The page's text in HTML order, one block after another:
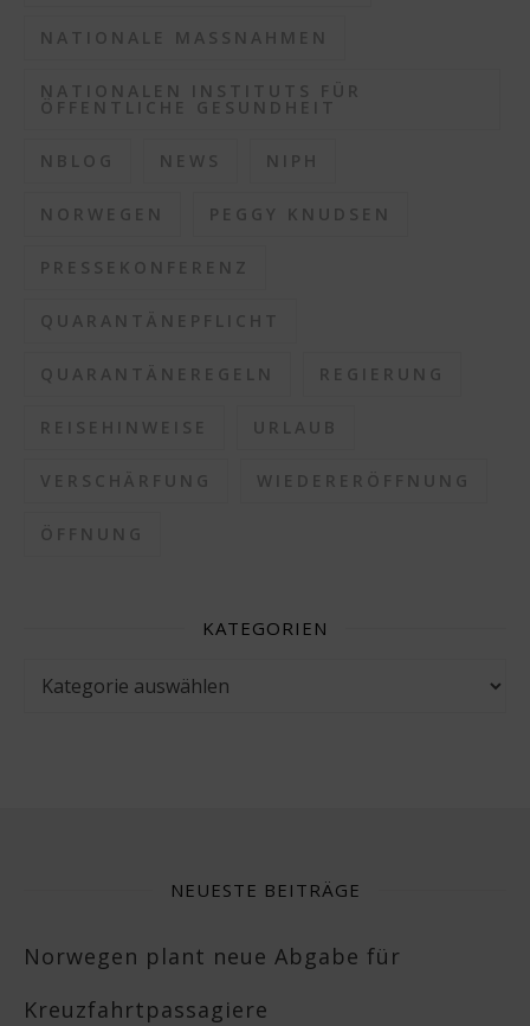
NATIONALE MASSNAHMEN
NATIONALEN INSTITUTS FÜR
ÖFFENTLICHE GESUNDHEIT
NBLOG NEWS NIPH
NORWEGEN PEGGY KNUDSEN
PRESSEKONFERENZ
QUARANTÄNEPFLICHT
QUARANTÄNEREGELN REGIERUNG
REISEHINWEISE URLAUB
VERSCHÄRFUNG WIEDERERÖFFNUNG
ÖFFNUNG
KATEGORIEN
NEUESTE BEITRÄGE
Norwegen plant neue Abgabe für
Kreuzfahrtpassagiere